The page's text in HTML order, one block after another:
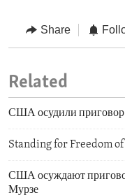
Share
Related
США осудили приговор
Standing for Freedom
США осуждают
Мурзе